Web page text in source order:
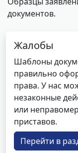
документов.
Жалобы
Шаблоны
правильно
права. У нас
незаконные
или
приставов.
Перейти в